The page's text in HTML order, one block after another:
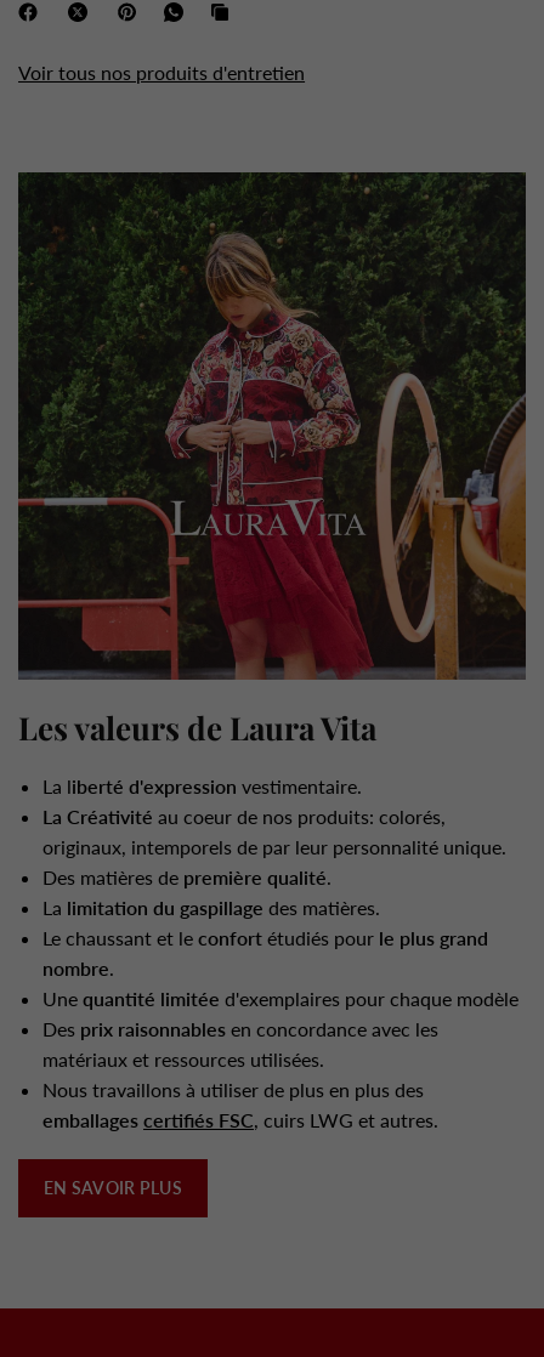
Voir tous nos produits d'entretien
Les valeurs de Laura Vita
La liberté d'expression vestimentaire.
La Créativité au coeur de nos produits: colorés,
originaux, intemporels de par leur personnalité unique.
Des matières de première qualité.
La limitation du gaspillage des matières.
Le chaussant et le confort étudiés pour le plus grand
nombre.
Une quantité limitée d'exemplaires pour chaque modèle
Des prix raisonnables en concordance avec les
matériaux et ressources utilisées.
Nous travaillons à utiliser de plus en plus des
emballages certifiés FSC, cuirs LWG et autres.
EN SAVOIR PLUS